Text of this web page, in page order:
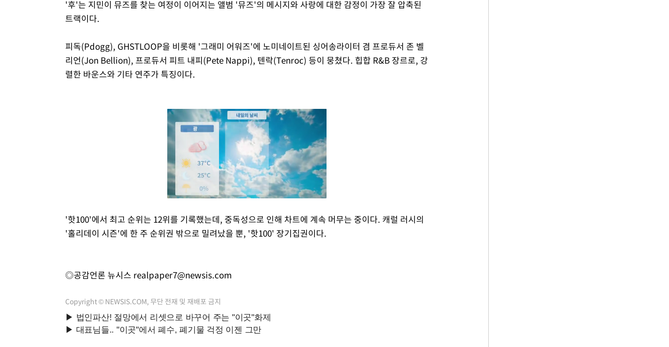
'후'는 지민이 뮤즈를 찾는 여정이 이어지는 앨범 '뮤즈'의 메시지와 사랑에 대한 감정이 가장 잘 압축된
트랙이다.
피독(Pdogg), GHSTLOOP을 비롯해 '그래미 어워즈'에 노미네이트된 싱어송라이터 겸 프로듀서 존 벨
리언(Jon Bellion), 프로듀서 피트 내피(Pete Nappi), 텐락(Tenroc) 등이 뭉쳤다. 힙합 R&B 장르로, 강
렬한 바운스와 기타 연주가 특징이다.
Mute
'핫100'에서 최고 순위는 12위를 기록했는데, 중독성으로 인해 차트에 계속 머무는 중이다. 캐럴 러시의
'홀리데이 시즌'에 한 주 순위권 밖으로 밀려났을 뿐, '핫100' 장기집권이다.
◎공감언론 뉴시스 realpaper7@newsis.com
Copyright © NEWSIS.COM, 무단 전재 및 재배포 금지